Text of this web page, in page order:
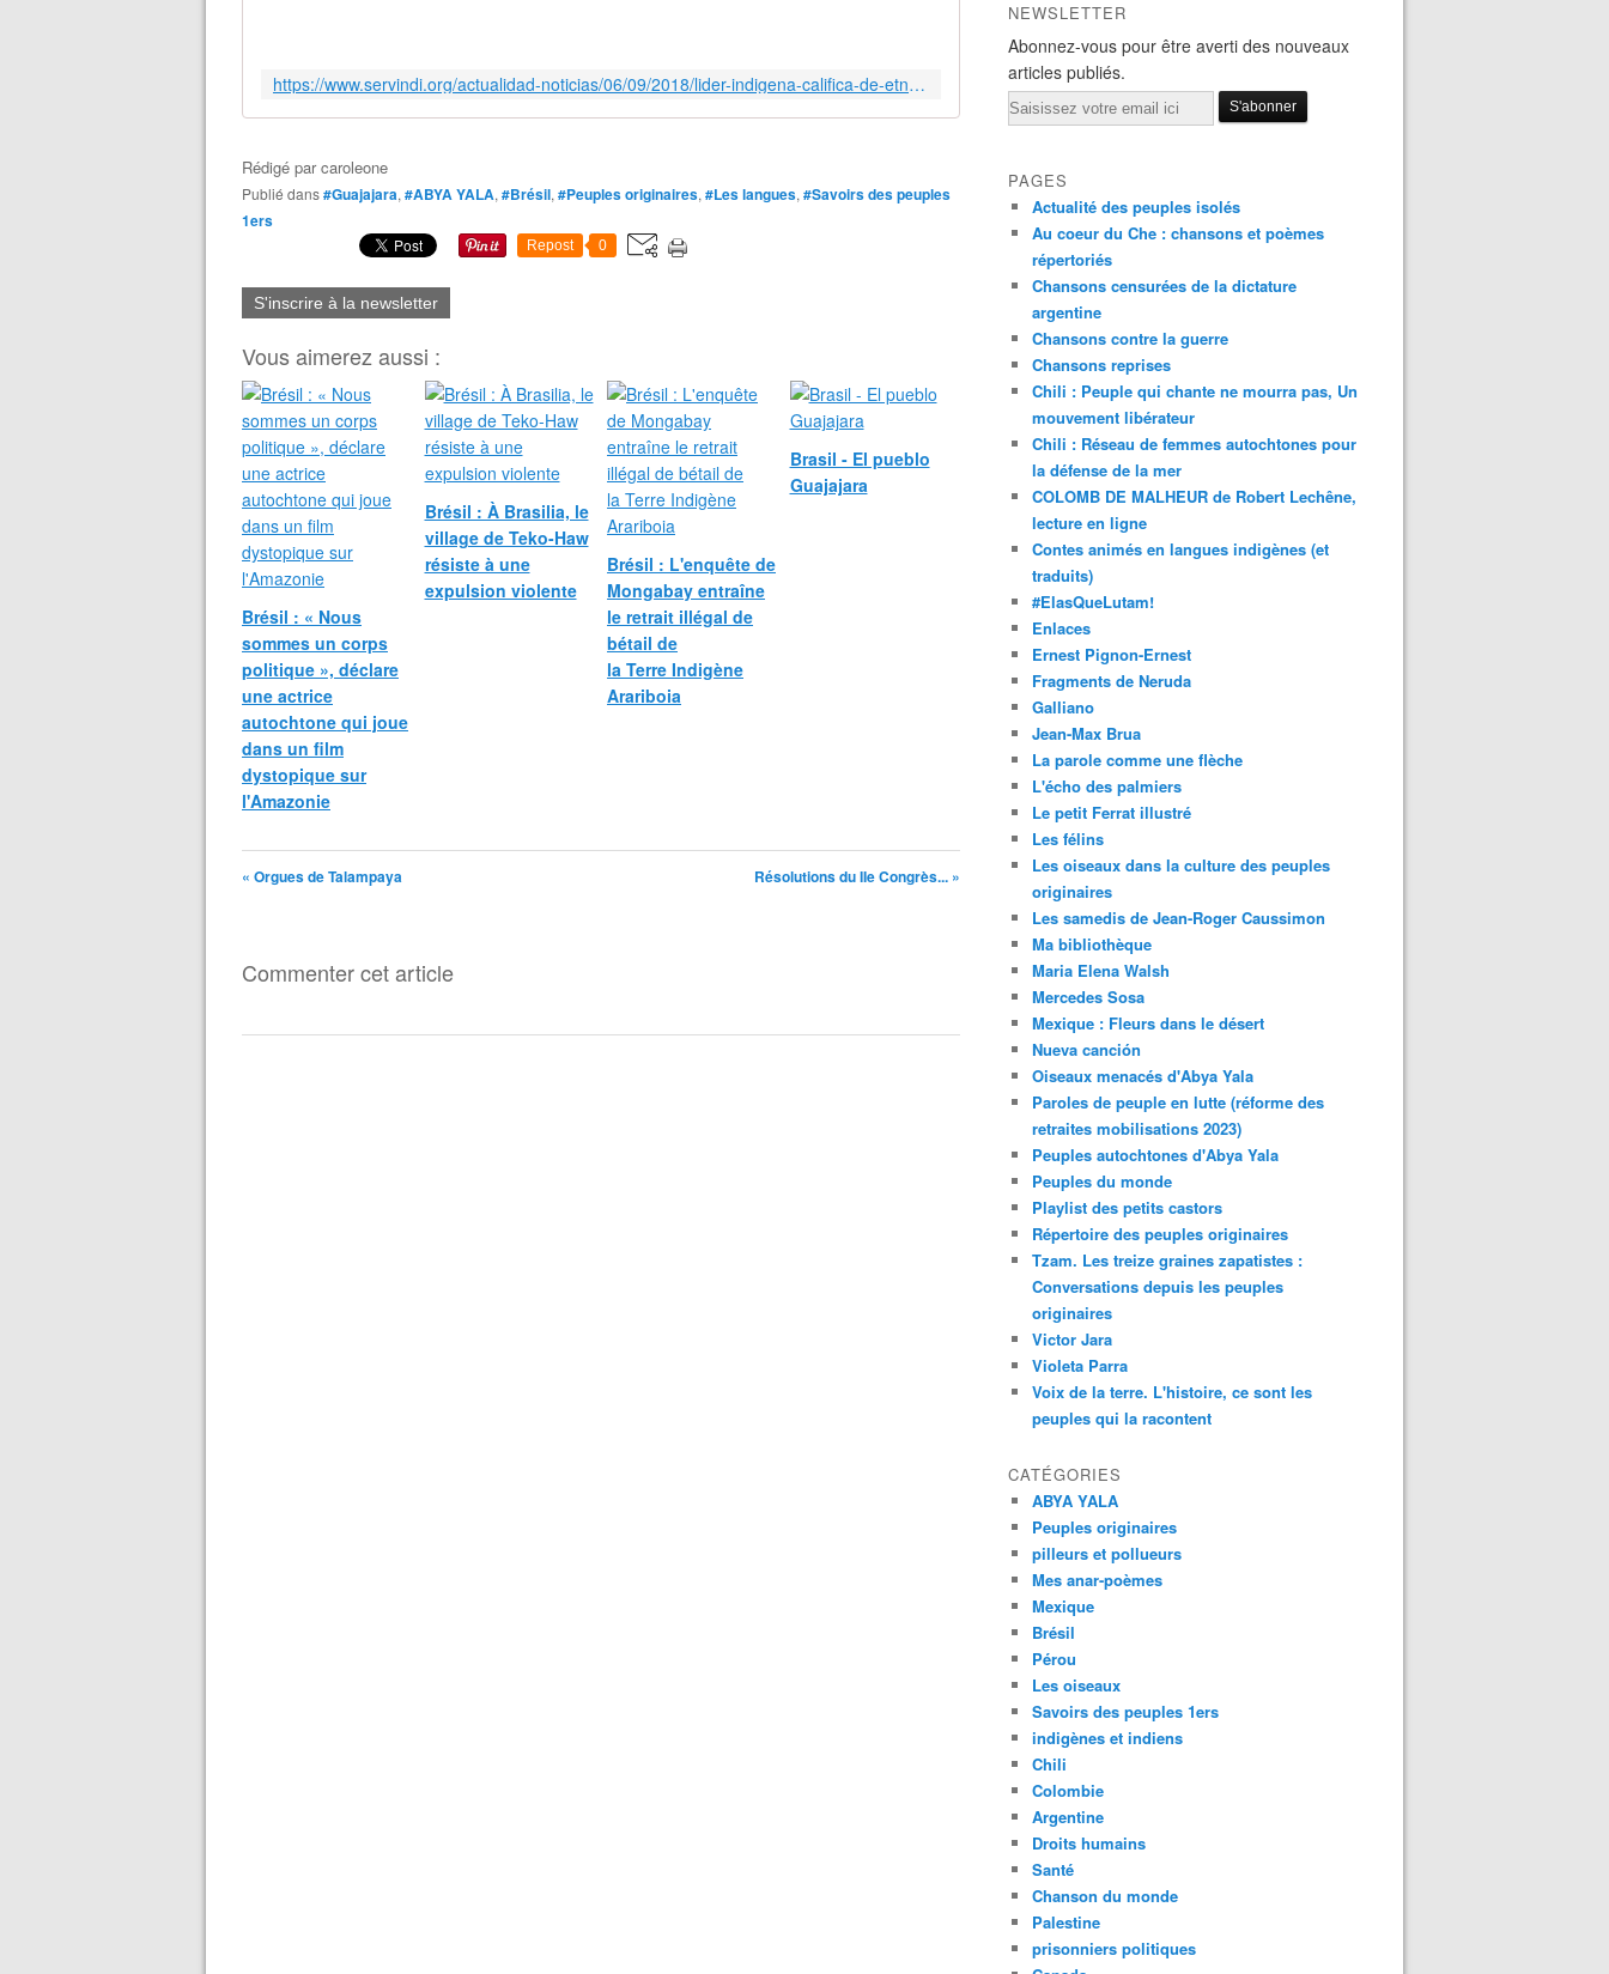
https://www.servindi.org/actualidad-noticias/06/09/2018/lider-indigena-califica-de-etnocidio-cultural-el-incendio-del-museo
Rédigé parcaroleone
Publié dans#Guajajara, #ABYA YALA, #Brésil, #Peuples originaires, #Les langues, #Savoirs des peuples
1ers
Repost 0
S'inscrire à la newsletter
Vous aimerez aussi :
Brésil : « Nous
sommes un corps
politique », déclare
une actrice
autochtone qui joue
dans un film
dystopique sur
l'Amazonie
Brésil : À Brasilia, le
village de Teko-Haw
résiste à une
expulsion violente
Brésil : L'enquête de
Mongabay entraîne
le retrait illégal de
bétail de
la Terre Indigène
Arariboia
Brasil - El pueblo
Guajajara
« Orgues de Talampaya Résolutions du IIe Congrès... »
Commenter cet article
NEWSLETTER
Abonnez-vous pour être averti des nouveaux
articles publiés.
Email
PAGES
Actualité des peuples isolés
Au coeur du Che : chansons et poèmes
répertoriés
Chansons censurées de la dictature
argentine
Chansons contre la guerre
Chansons reprises
Chili : Peuple qui chante ne mourra pas, Un
mouvement libérateur
Chili : Réseau de femmes autochtones pour
la défense de la mer
COLOMB DE MALHEUR de Robert Lechêne,
lecture en ligne
Contes animés en langues indigènes (et
traduits)
#ElasQueLutam!
Enlaces
Ernest Pignon-Ernest
Fragments de Neruda
Galliano
Jean-Max Brua
La parole comme une flèche
L'écho des palmiers
Le petit Ferrat illustré
Les félins
Les oiseaux dans la culture des peuples
originaires
Les samedis de Jean-Roger Caussimon
Ma bibliothèque
Maria Elena Walsh
Mercedes Sosa
Mexique : Fleurs dans le désert
Nueva canción
Oiseaux menacés d'Abya Yala
Paroles de peuple en lutte (réforme des
retraites mobilisations 2023)
Peuples autochtones d'Abya Yala
Peuples du monde
Playlist des petits castors
Répertoire des peuples originaires
Tzam. Les treize graines zapatistes :
Conversations depuis les peuples
originaires
Victor Jara
Violeta Parra
Voix de la terre. L'histoire, ce sont les
peuples qui la racontent
CATÉGORIES
ABYA YALA
Peuples originaires
pilleurs et pollueurs
Mes anar-poèmes
Mexique
Brésil
Pérou
Les oiseaux
Savoirs des peuples 1ers
indigènes et indiens
Chili
Colombie
Argentine
Droits humains
Santé
Chanson du monde
Palestine
prisonniers politiques